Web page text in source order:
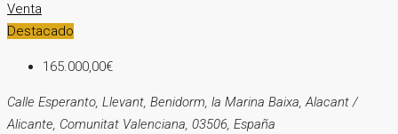
Venta
Destacado
165.000,00€
Calle Esperanto, Llevant, Benidorm, la Marina Baixa, Alacant /
Alicante, Comunitat Valenciana, 03506, España